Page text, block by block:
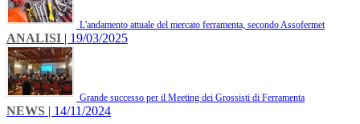
L'andamento attuale del mercato ferramenta, secondo Assofermet
ANALISI | 19/03/2025
Grande successo per il Meeting dei Grossisti di Ferramenta
NEWS | 14/11/2024